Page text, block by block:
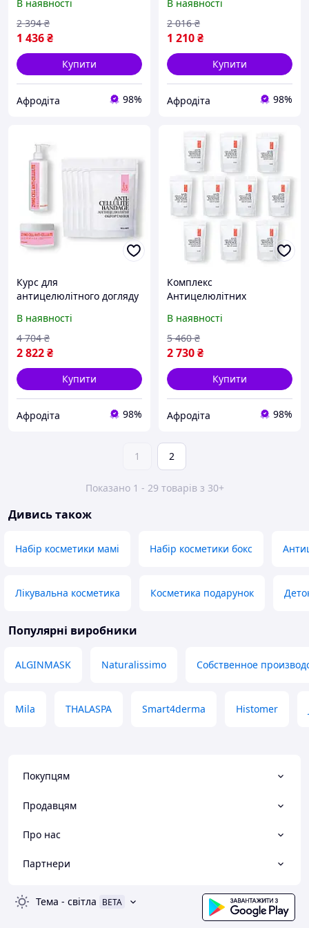
Cellulite Pro (6 уп.) +
ПОДАРУНОК
В наявності
1 436₴
2 394 ₴
Купити
Афродіта 98%
Anti-Cellulite Pro (6 уп.)
В наявності
1 210₴
2 016 ₴
Купити
Афродіта 98%
Курс для
антицелюлітного догляду
ензимним
антицелюлітним
комплексом Hillary Zymo
Cell
В наявності
2 822₴
4 704 ₴
Купити
Афродіта 98%
Комплекс
Антицелюлітних
Hillary Anti-cellulite
Bandage LPD'S Slimming
(10 уп.)
В наявності
2 730₴
5 460 ₴
Купити
Афродіта 98%
1 2
Показано 1 - 29 товарів з 30+
Дивись також
Набір косметики мамі Набір косметики бокс
Лікувальна косметика Косметика подарунок
Популярні виробники
ALGINMASK Naturalissimo Собственное
Mila THALASPA Smart4derma Histomer
Покупцям
Продавцям
Про нас
Партнери
Тема - світла BETA